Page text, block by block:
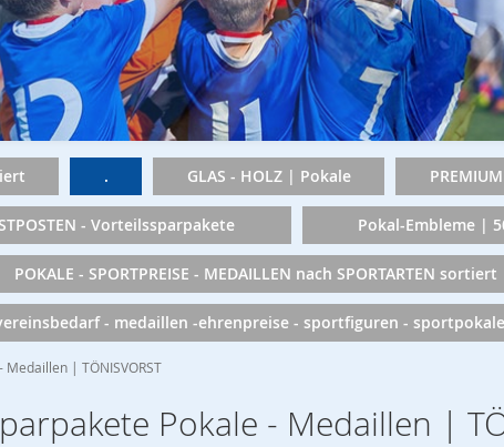
. GLAS - HOLZ | Pokale
- Vorteilssparpakete Pokal-Embleme |
POKALE - SPORTPREISE - MEDAILLEN nach SPORTARTEN sortiert
- medaillen -ehrenpreise - sportfiguren -
| TÖNISVORST
Pokale - Medaillen |